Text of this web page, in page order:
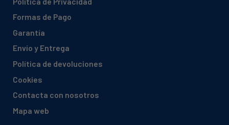
Formas de Pago
Garantía
Envío y Entrega
Política de devoluciones
Cookies
Contacta con nosotros
Mapa web